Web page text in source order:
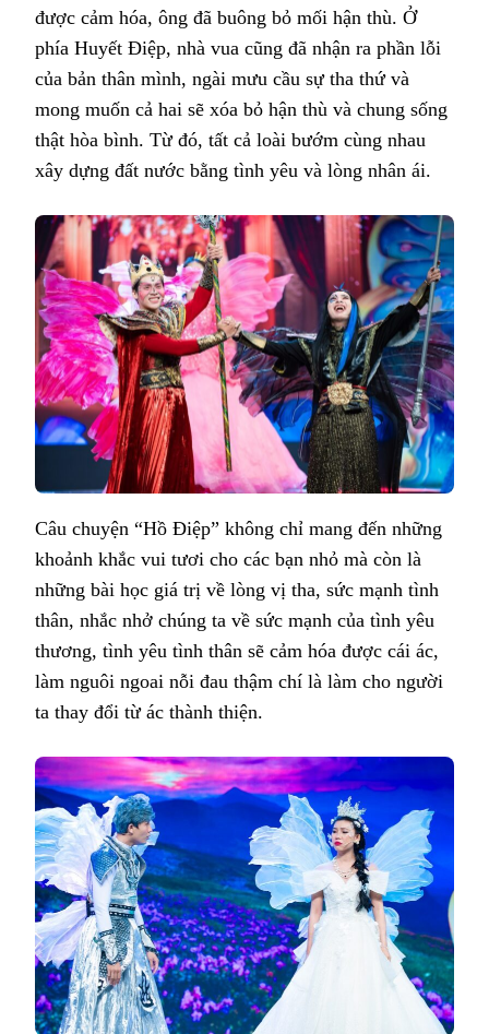
được cảm hóa, ông đã buông bỏ mối hận thù. Ở
phía Huyết Điệp, nhà vua cũng đã nhận ra phần lỗi
của bản thân mình, ngài mưu cầu sự tha thứ và
mong muốn cả hai sẽ xóa bỏ hận thù và chung sống
thật hòa bình. Từ đó, tất cả loài bướm cùng nhau
xây dựng đất nước bằng tình yêu và lòng nhân ái.
Câu chuyện “Hồ Điệp” không chỉ mang đến những
khoảnh khắc vui tươi cho các bạn nhỏ mà còn là
những bài học giá trị về lòng vị tha, sức mạnh tình
thân, nhắc nhở chúng ta về sức mạnh của tình yêu
thương, tình yêu tình thân sẽ cảm hóa được cái ác,
làm nguôi ngoai nỗi đau thậm chí là làm cho người
ta thay đổi từ ác thành thiện.